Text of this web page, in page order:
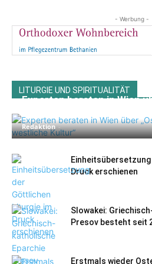
- Werbung -
LITURGIE UND SPIRITUALITÄT
Experten beraten in Wien
Redaktion -
Druck erschienen
Slowakei:
Presov besteht seit
Erstmals wieder